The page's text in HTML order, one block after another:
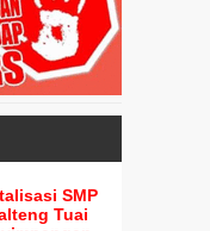
SMP
Tuai